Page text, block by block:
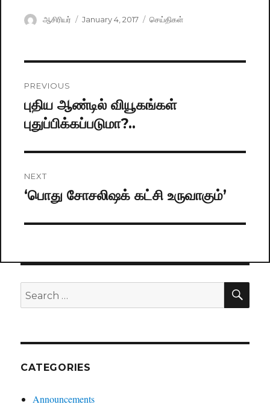
Author
ஆசிரியர்
Posted
January 4, 2017 Categories
செய்திகள்
navigation
PREVIOUS
Previous
post:
புதிய ஆண்டில் வியூகங்கள்
புதுப்பிக்கப்படுமா?..
NEXT
Next
‘பொது சோசலிஷக் கட்சி உருவாகும்’
Search
for:
CATEGORIES
Announcements